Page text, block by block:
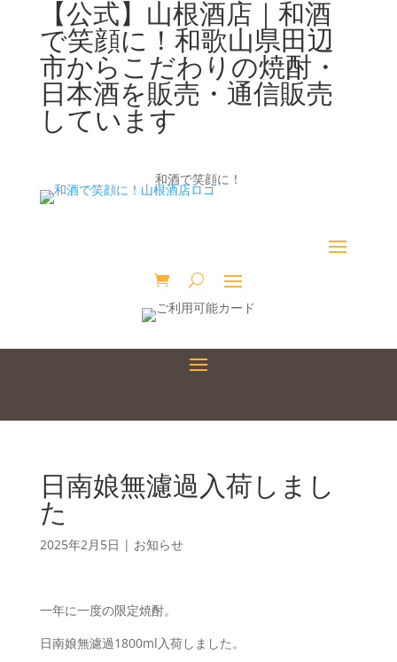
【公式】山根酒店｜和酒
で笑顔に！和歌山県田辺
市からこだわりの焼酎・
日本酒を販売・通信販売
しています
和酒で笑顔に！
日南娘無濾過入荷しまし
た
2025年2月5日 | お知らせ
一年に一度の限定焼酎。
日南娘無濾過1800ml入荷しました。